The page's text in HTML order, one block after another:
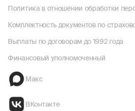
Политика в отношении обработки
Комплектность документов по
Выплаты по договорам до 1992 года
Финансовый уполномоченный
Макс
ВКонтакте